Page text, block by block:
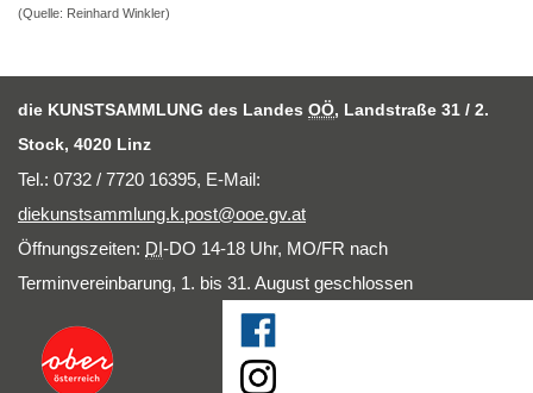
(Quelle: Reinhard Winkler)
die KUNSTSAMMLUNG des Landes OÖ, Landstraße 31 / 2.
Stock, 4020 Linz
Tel.: 0732 / 7720 16395, E-Mail:
diekunstsammlung.k.post@ooe.gv.at
Öffnungszeiten: DI-DO 14-18 Uhr, MO/FR nach
Terminvereinbarung, 1. bis 31. August geschlossen